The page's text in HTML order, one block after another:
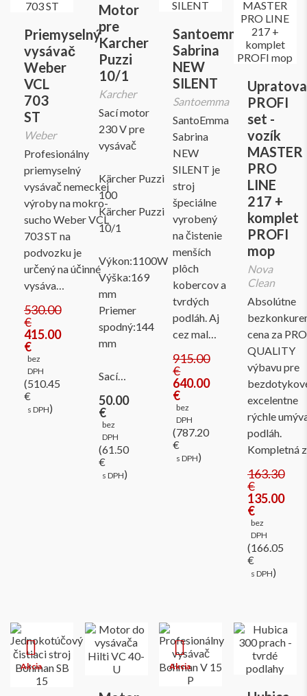
Priemyselný
vysávač
Weber
VCL
703
ST
Weber
Profesionálny
priemyselný
vysávač nemeckej
výroby na mokro-
sucho Weber VCL
703 ST na
podvozku je
určený na účinné
vysáva…
530.00
€
415.00
€
bez
DPH
(510.45
€
s DPH)
Motor
pre
Karcher
Puzzi
10/1
Karcher
Sací motor
230 V pre
vysávač
Kärcher Puzzi
100
Kärcher Puzzi
10/1
Výkon:1100W
Výška:169
mm
Priemer
spodný:144
mm
Sací…
50.00
€
bez
DPH
(61.50
€
s DPH)
Santoemma
Sabrina
NEW
SILENT
Santoemma
SantoEmma
Sabrina
NEW
SILENT je
stroj
špeciálne
vyrobený
na čistenie
menších
plôch
kobercov a
tvrdých
podláh. Aj
cez mal…
915.00
€
640.00
€
bez
DPH
(787.20
€
s DPH)
PROFI
set -
vozík
MASTER
PRO
LINE
217 +
komplet
PROFI
mop
Nova
Clean
Absolútne
cena za
QUALITY
výbavu pre
excelentne
rýchle
podláh.
Kompletná
163.30
€
135.00
€
bez
DPH
(166.05
€
s DPH)